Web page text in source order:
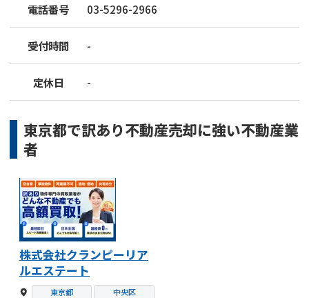
電話番号 03-5296-2966
受付時間 -
定休日 -
東京都で訳あり不動産売却に強い不動産業
者
株式会社クランピーリア
ルエステート
東京都 中央区